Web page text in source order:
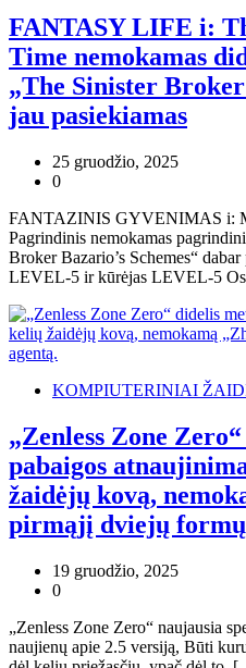
FANTASY LIFE i:
Time nemokamas
„The Sinister Broker
jau pasiekiamas
25 gruodžio, 2025
0
FANTAZINIS GYVENIMAS i:
Pagrindinis nemokamas
Broker Bazario’s Schemes“
LEVEL-5 ir kūrėjas LEVEL-5
KOMPIUTERINIAI
„Zenless Zone
pabaigos
žaidėjų kovą,
pirmąjį dviejų formų
19 gruodžio, 2025
0
„Zenless Zone Zero“ naujausia
naujienų apie 2.5 versiją, Būti